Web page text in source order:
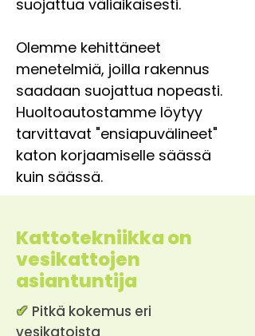
suojattua väliaikaisesti.
Olemme kehittäneet
menetelmiä, joilla rakennus
saadaan suojattua nopeasti.
Huoltoautostamme löytyy
tarvittavat "ensiapuvälineet"
katon korjaamiselle säässä
kuin säässä.
Kattotekniikka on
vesikattojen
asiantuntija
✔ Pitkä kokemus eri
vesikatoista